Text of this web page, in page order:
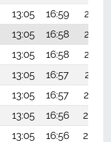
13:05 16:59
20:15
13:05 16:58
20:13
13:05 16:58
20:12
13:05 16:57
20:11
13:05 16:57
20:10
13:05 16:56
20:08
13:05 16:56
20:07